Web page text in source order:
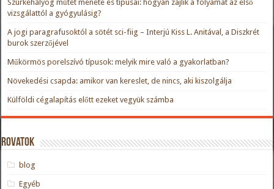
Szürkehályog műtét menete és típusai: hogyan zajlik a folyamat az első
vizsgálattól a gyógyulásig?
A jogi paragrafusoktól a sötét sci-fiig – Interjú Kiss L. Anitával, a Diszkrét
burok szerzőjével
Műkörmös porelszívó típusok: melyik mire való a gyakorlatban?
Növekedési csapda: amikor van kereslet, de nincs, aki kiszolgálja
Külföldi cégalapítás előtt ezeket vegyük számba
Rovatok
blog
Egyéb